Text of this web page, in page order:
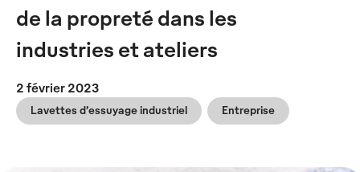
de la propreté dans les
industries et ateliers
2 février 2023
Lavettes d’essuyage industriel Entreprise